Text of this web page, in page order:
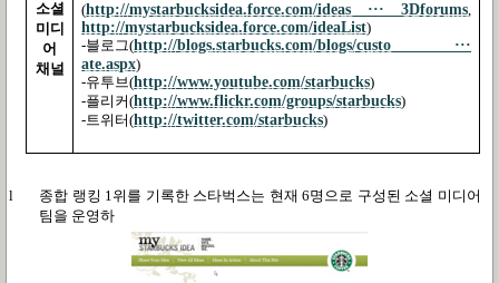
소셜
미디
어
채널
(http://mystarbucksidea.force.com/ideas ··· 3Dforums
http://mystarbucksidea.force.com/ideaList)
-블로그(http://blogs.starbucks.com/blogs/custo ···
ate.aspx)
-유투브(http://www.youtube.com/starbucks)
-플리커(http://www.flickr.com/groups/starbucks)
-트위터(http://twitter.com/starbucks)
l 종합 랭킹 1 위를 기록한 스타벅스는 현재 6명으로 구성된 소셜 미디어
팀을 운영하